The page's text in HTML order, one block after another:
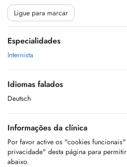
Ligue para marcar
Especialidades
Internista
Idiomas falados
Deutsch
Informações da clínica
Por favor active os "cookies
privacidade" desta página para
abaixo.